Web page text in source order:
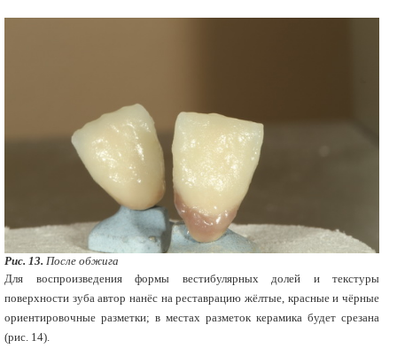
Рис. 13. После обжига
Для воспроизведения формы вестибулярных долей и текстуры
поверхности зуба автор нанёс на реставрацию жёлтые, красные и чёрные
ориентировочные разметки; в местах разметок керамика будет срезана
(рис. 14).